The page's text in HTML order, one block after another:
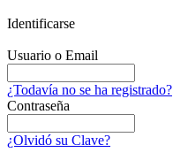
Identificarse
Usuario o Email
¿Todavía no se ha registrado?
Contraseña
¿Olvidó su Clave?